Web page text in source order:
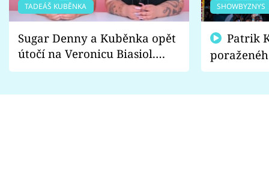
TADEÁŠ KUBĚNKA
Sugar Denny a Kuběnka opět
útočí na Veronicu Biasiol.
Proč je podle nich falešná a
SHOWBYZNYS
fanoušci